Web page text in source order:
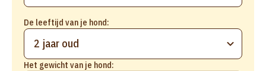
De leeftijd van je hond:
2 jaar oud
Het gewicht van je hond: